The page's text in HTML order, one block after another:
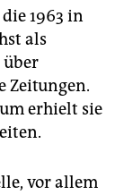
1963 in
als
über
Zeitungen.
erhielt sie
vor allem